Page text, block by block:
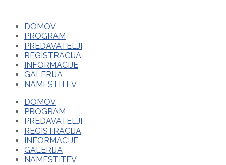
DOMOV
PROGRAM
PREDAVATELJI
REGISTRACIJA
INFORMACIJE
GALERIJA
NAMESTITEV
DOMOV
PROGRAM
PREDAVATELJI
REGISTRACIJA
INFORMACIJE
GALERIJA
NAMESTITEV